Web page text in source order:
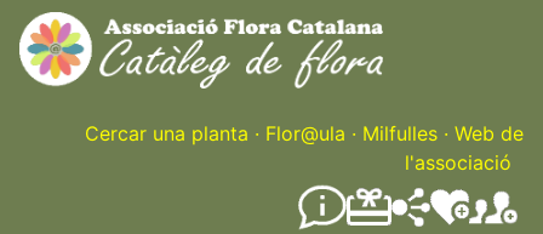
Skip
to
main
content
Cercar una planta · Flor@ula · Milfulles · Web de
l'associació